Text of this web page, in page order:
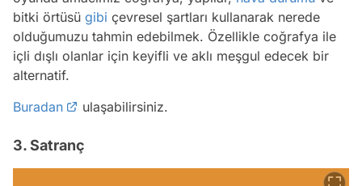
bitki örtüsü gibi çevresel şartları kullanarak nerede
olduğumuzu tahmin edebilmek. Özellikle coğrafya ile
içli dışlı olanlar için keyifli ve aklı meşgul edecek bir
alternatif.
Buradan
ulaşabilirsiniz.
3. Satranç